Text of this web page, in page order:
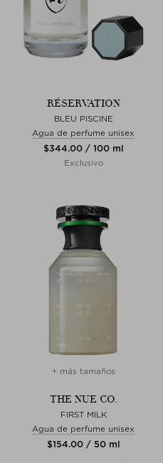
RÉSERVATION
BLEU PISCINE
Agua de perfume unisex
$‌344.00 / 100 ml
Exclusivo
+ más tamaños
THE NUE CO.
FIRST MILK
Agua de perfume unisex
$‌154.00 / 50 ml